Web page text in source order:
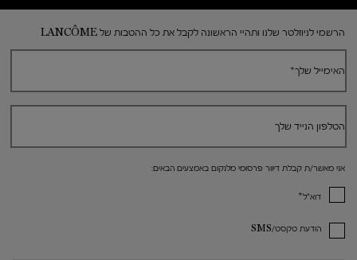
הרשמי לניוזלטר שלנו ותהיי הראשונה לקבל את כל ההטבות של LANCÔME
האימייל שלך*
הטלפון הנייד שלך
אני מאשר/ת קבלת דיוור פרסומי מלנקום באמצעים הבאים:
דוא"ל*
הודעת טקסט/SMS